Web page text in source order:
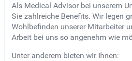
Als Medical Advisor bei unserem
Sie zahlreiche Benefits. Wir legen
Wohlbefinden unserer Mitarbeiter
Arbeit bei uns so angenehm wie
Unter anderem bieten wir Ihnen: